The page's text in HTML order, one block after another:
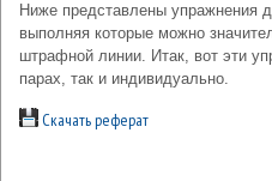
Ниже представлены упражнения
выполняя которые можно
штрафной линии. Итак, вот эти
парах, так и индивидуально.
Скачать реферат